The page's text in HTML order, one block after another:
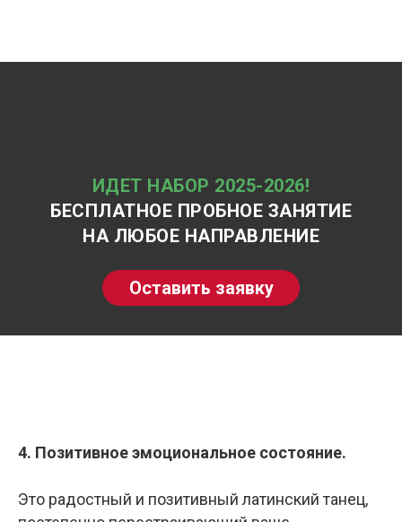
Оставить заявку
ИДЕТ НАБОР 2025-2026!
БЕСПЛАТНОЕ ПРОБНОЕ ЗАНЯТИЕ
НА ЛЮБОЕ НАПРАВЛЕНИЕ
4. Позитивное эмоциональное состояние.
Это радостный и позитивный латинский танец,